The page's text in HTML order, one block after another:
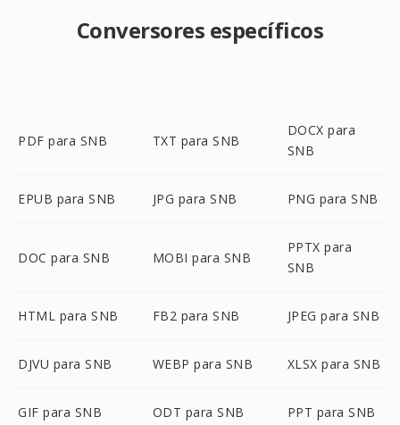
Conversores específicos
PDF para SNB TXT para SNB
DOCX para
SNB
EPUB para SNB JPG para SNB PNG para SNB
DOC para SNB MOBI para SNB
PPTX para
SNB
HTML para SNB FB2 para SNB JPEG para SNB
DJVU para SNB WEBP para SNB XLSX para SNB
GIF para SNB ODT para SNB PPT para SNB